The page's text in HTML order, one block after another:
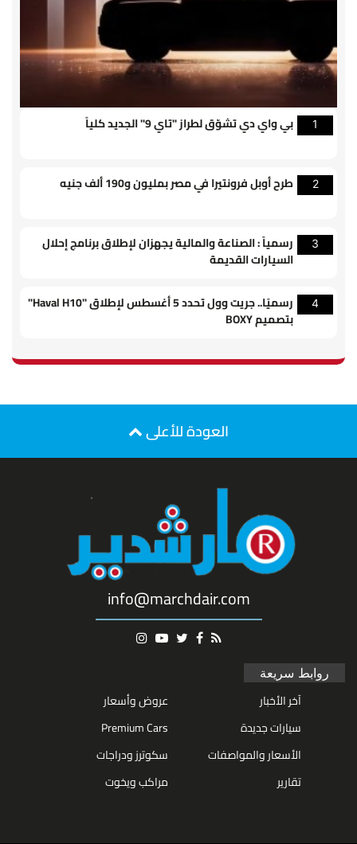
1 بي واي دي تشوّق لطراز "تاي 9" الجديد كلياً
2 طرح أوبل فرونتيرا في مصر بمليون و190 ألف جنيه
3
رسمياً : الصناعة والمالية يجهزان لإطلاق برنامج إحلال
السيارات القديمة
4
رسميًا.. جريت وول تحدد 5 أغسطس لإطلاق "Haval H10"
بتصميم BOXY
العودة للأعلى
info@marchdair.com
روابط سريعة
آخر الأخبار
سيارات جديدة
الأسعار والمواصفات
تقارير
عروض وأسعار
Premium Cars
سكوترز ودراجات
مراكب ويخوت